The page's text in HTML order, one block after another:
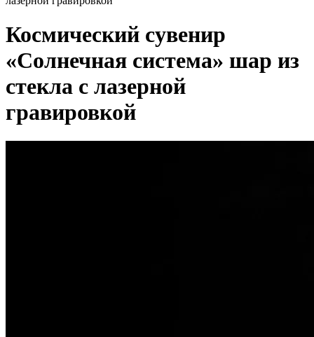
Космический сувенир
«Солнечная система» шар из
стекла с лазерной
гравировкой